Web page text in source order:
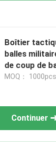
Boîtier
balles
de coup de
balles avec
MOQ： 1000pcs
Continuer